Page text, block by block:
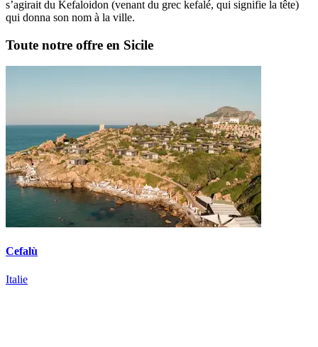
s’agirait du Kefaloidon (venant du grec kefalé, qui signifie la tête)
qui donna son nom à la ville.
Toute notre offre en Sicile
Cefalù
Italie